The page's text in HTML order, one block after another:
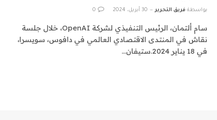
بواسطة فريق التحرير 30 أبريل، 2024 0
سام ألتمان، الرئيس التنفيذي لشركة OpenAI، خلال جلسة
نقاش في المنتدى الاقتصادي العالمي في دافوس، سويسرا،
في 18 يناير 2024.ستيفان…